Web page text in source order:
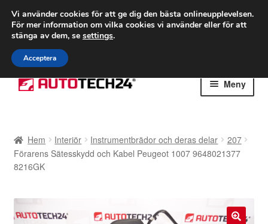
FRAKT från 75 kr
Världsomspännande frakt
Ring 766 924 713
Hoppa
till
Hoppa
till
Meny
Betalningar
Klagomål
Hem Interiör Instrumentbrädor och deras delar
207
Förarens Sätesskydd och Kabel Peugeot 1007 9648021377
8216GK
Vi använder cookies för att ge dig den bästa onlineupplevelsen.
För mer information om vilka cookies vi använder eller för att
stänga av dem, se settings.
Acceptera